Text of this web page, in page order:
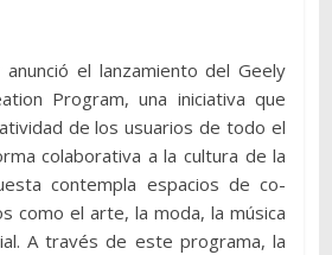
anunció el lanzamiento del Geely
Program, una iniciativa que
de los usuarios de todo el
colaborativa a la cultura de la
contempla espacios de co-
como el arte, la moda, la música
A través de este programa, la